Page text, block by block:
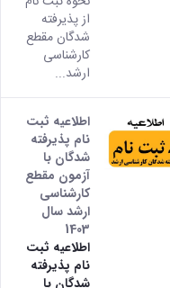
از پذیرفته
شدگان مقطع
کارشناسی
ارشد...
اطلاعیه ثبت
نام پذیرفته
شدگان با
آزمون مقطع
کارشناسی
ارشد سال
1403
اطلاعیه ثبت
نام پذیرفته
شدگان با